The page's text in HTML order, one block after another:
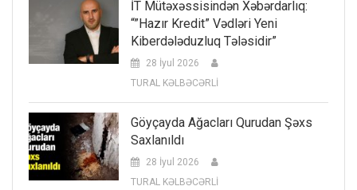
İT Mütəxəssisindən Xəbərdarlıq:
“”Hazır Kredit” Vədləri Yeni
Kiberdələduzluq Tələsidir”
28 İyul 2026
TURAL KƏLBƏCƏRLİ
Göyçayda Ağacları Qurudan Şəxs
Saxlanıldı
28 İyul 2026
TURAL KƏLBƏCƏRLİ